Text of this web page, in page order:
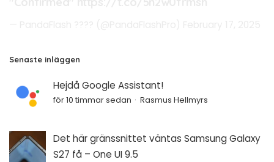
Senaste inläggen
Hejdå Google Assistant!
för 10 timmar sedan Rasmus Hellmyrs
Det här gränssnittet väntas Samsung Galaxy
S27 få – One UI 9.5